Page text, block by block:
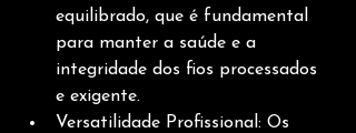
equilibrado, que é fundamental
para manter a saúde e a
integridade dos fios processados
e exigente.
Versatilidade Profissional: Os